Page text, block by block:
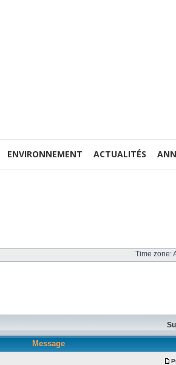
ENVIRONNEMENT ACTUALITÉS
Time zone:
Message